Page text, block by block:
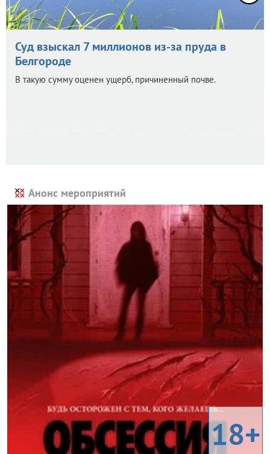
Суд взыскал 7 миллионов из-за пруда в
Белгороде
В такую сумму оценен ущерб, причиненный почве.
Анонс мероприятий
18+